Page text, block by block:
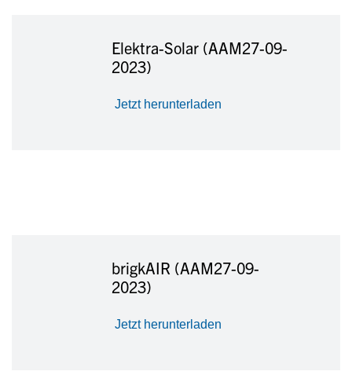
Elektra-Solar (AAM27-09-
2023)
Jetzt herunterladen
brigkAIR (AAM27-09-
2023)
Jetzt herunterladen